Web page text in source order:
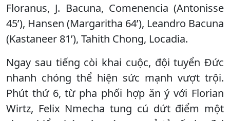
Floranus, J. Bacuna, Comenencia (Antonisse
45’), Hansen (Margaritha 64’), Leandro Bacuna
(Kastaneer 81’), Tahith Chong, Locadia.
Ngay sau tiếng còi khai cuộc, đội tuyển Đức
nhanh chóng thể hiện sức mạnh vượt trội.
Phút thứ 6, từ pha phối hợp ăn ý với Florian
Wirtz, Felix Nmecha tung cú dứt điểm một